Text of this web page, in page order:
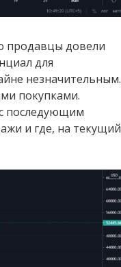
продавцы довели
для
незначительным.
покупками.
последующим
и где, на текущий